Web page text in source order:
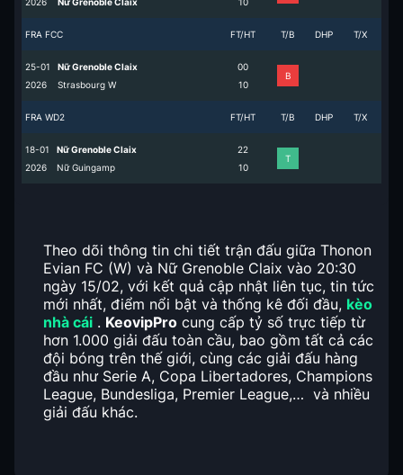
FRA FCC FT/HT T/B DHP T/X
25-01
2026
Nữ Grenoble Claix
Strasbourg W
0
1
0
0
B
FRA WD2 FT/HT T/B DHP T/X
18-01
2026
Nữ Grenoble Claix
Nữ Guingamp
2
1
2
0
T
Theo dõi thông tin chi tiết trận đấu giữa Thonon
Evian FC (W) và Nữ Grenoble Claix vào 20:30
ngày 15/02, với kết quả cập nhật liên tục, tin tức
mới nhất, điểm nổi bật và thống kê đối đầu, kèo
nhà cái . KeovipPro cung cấp tỷ số trực tiếp từ
hơn 1.000 giải đấu toàn cầu, bao gồm tất cả các
đội bóng trên thế giới, cùng các giải đấu hàng
đầu như Serie A, Copa Libertadores, Champions
League, Bundesliga, Premier League,… và nhiều
giải đấu khác.